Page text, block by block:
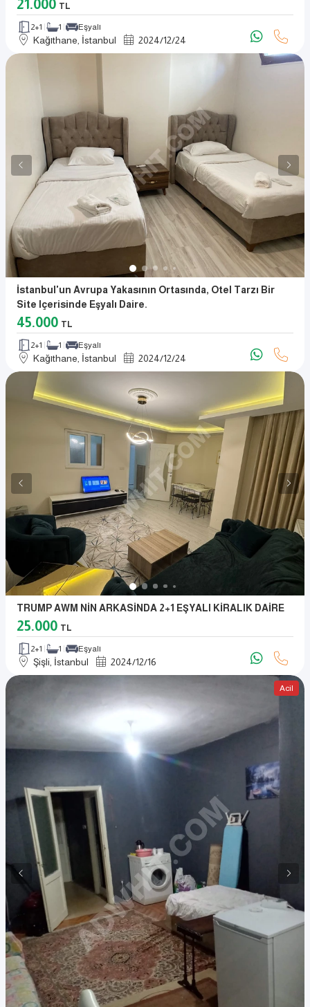
21.000 TL
2+1 1 Eşyalı
Kağıthane, İstanbul 2024/12/24
İstanbul'un Avrupa Yakasının Ortasında, Otel Tarzı Bir
Site Içerisinde Eşyalı Daire.
45.000 TL
2+1 1 Eşyalı
Kağıthane, İstanbul 2024/12/24
TRUMP AWM NİN ARKASİNDA 2+1 EŞYALI KİRALIK DAİRE
25.000 TL
2+1 1 Eşyalı
Şişli, İstanbul 2024/12/16
Acil